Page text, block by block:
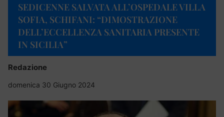
SEDICENNE SALVATA ALL’OSPEDALE VILLA
SOFIA, SCHIFANI: “DIMOSTRAZIONE
DELL’ECCELLENZA SANITARIA PRESENTE
IN SICILIA”
Redazione
domenica 30 Giugno 2024